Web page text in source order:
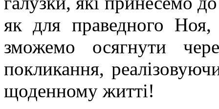
як для праведного
зможемо осягнути
покликання,
щоденному житті!